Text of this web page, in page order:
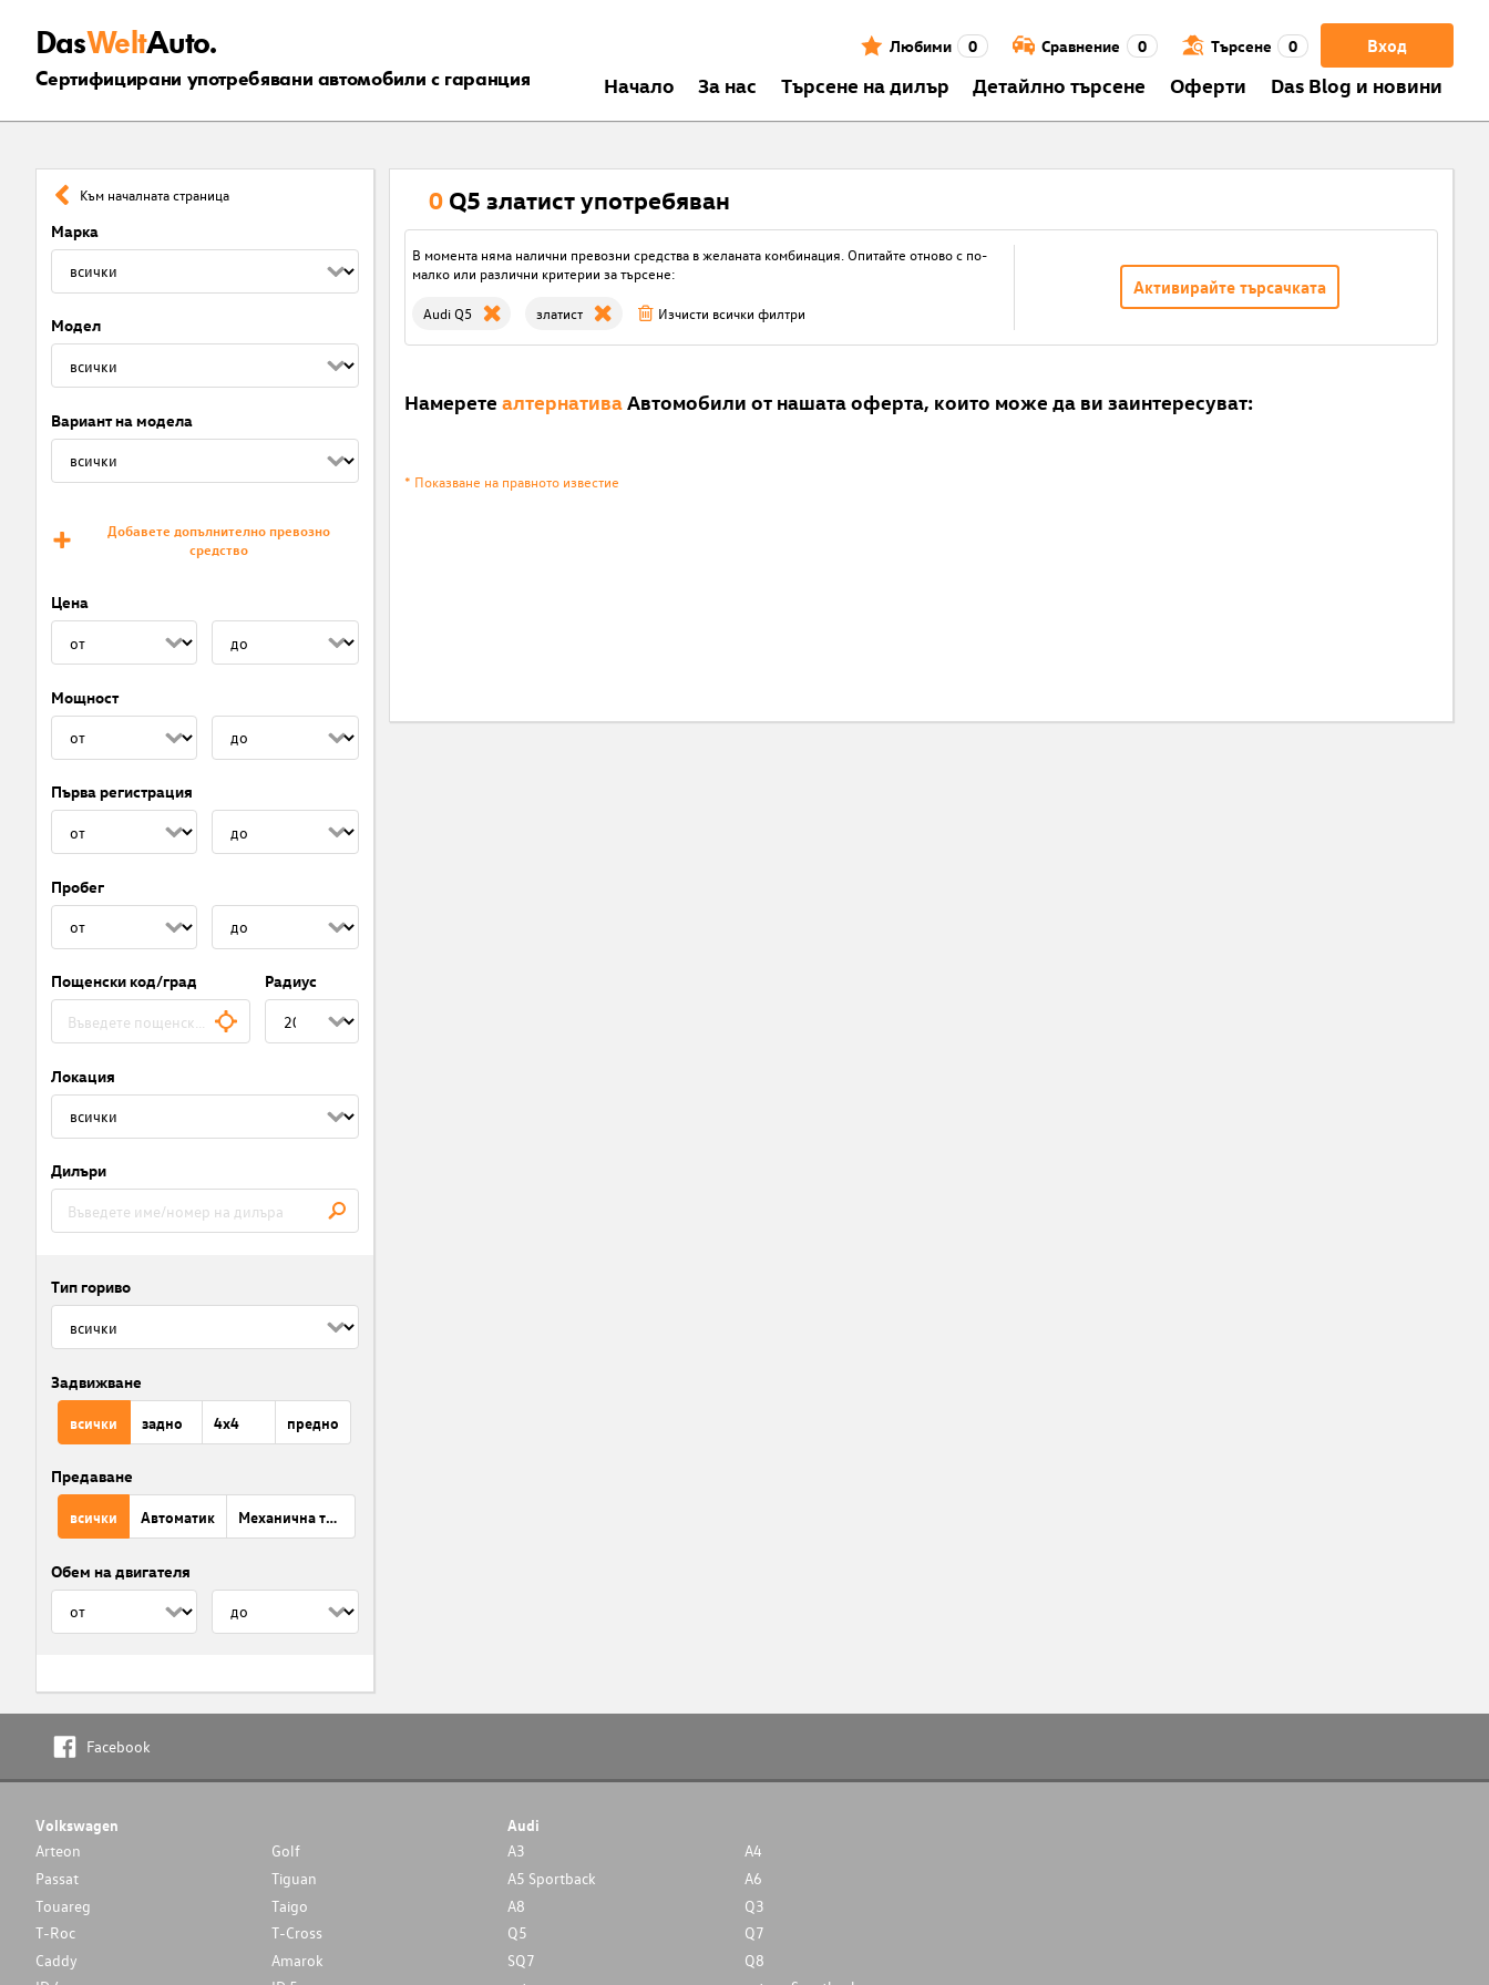
DasWeltAuto.
Сертифицирани употребявани автомобили с гаранция
Вход
Любими 0 Сравнение 0 Търсене 0
Началo За нас Търсене на дилър Детайлно търсене Оферти Das Blog и новини
Към началната страница
Марка
Модел
Вариант на модела
Добавете допълнително превозно
средство
Цена
Мощност
Първа регистрация
Пробег
Пощенски код/град Радиус
Локация
Дилъри
Тип гориво
Задвижване
всички задно 4x4 предно
Предаване
всички Автоматик Механична трансмисия
Обем на двигателя
0 Q5 златист употребяван
В момента няма налични превозни средства в желаната комбинация. Опитайте отново с по-
малко или различни критерии за търсене:
Audi Q5 златист Изчисти всички филтри
Активирайте търсачката
Намерете алтернатива Автомобили от нашата оферта, които може да ви заинтересуват:
* Показване на правното известие
Facebook
Volkswagen
Arteon
Golf
Passat
Tiguan
Touareg
Taigo
T-Roc
T-Cross
Caddy
Amarok
Audi
A3
A4
A5 Sportback
A6
A8
Q3
Q5
Q7
SQ7
Q8